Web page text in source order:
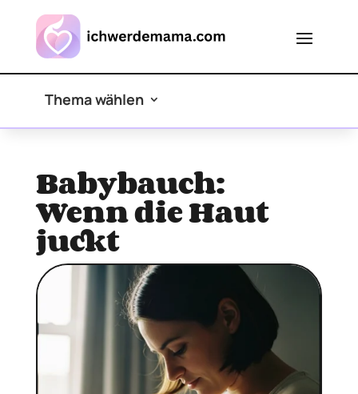
Thema wählen
Babybauch:
Wenn die Haut
juckt